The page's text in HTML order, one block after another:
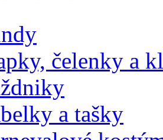
čelenky a
a tašky